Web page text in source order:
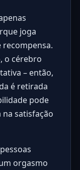
joga
o cérebro
– então,
é retirada
pode
satisfação
orgasmo